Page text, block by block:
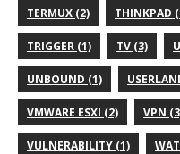
TERMUX (2) THINKPAD
TRIGGER (1) TV (3)
UNBOUND (1)
VMWARE ESXI (2) VPN
VULNERABILITY (1)